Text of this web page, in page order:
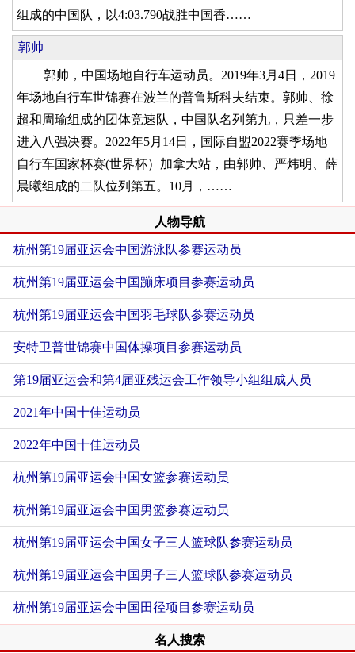
组成的中国队，以4:03.790战胜中国香……
郭帅
郭帅，中国场地自行车运动员。2019年3月4日，2019
年场地自行车世锦赛在波兰的普鲁斯科夫结束。郭帅、徐
超和周瑜组成的团体竞速队，中国队名列第九，只差一步
进入八强决赛。2022年5月14日，国际自盟2022赛季场地
自行车国家杯赛(世界杯）加拿大站，由郭帅、严炜明、薛
晨曦组成的二队位列第五。10月，……
人物导航
杭州第19届亚运会中国游泳队参赛运动员
杭州第19届亚运会中国蹦床项目参赛运动员
杭州第19届亚运会中国羽毛球队参赛运动员
安特卫普世锦赛中国体操项目参赛运动员
第19届亚运会和第4届亚残运会工作领导小组组成人员
2021年中国十佳运动员
2022年中国十佳运动员
杭州第19届亚运会中国女篮参赛运动员
杭州第19届亚运会中国男篮参赛运动员
杭州第19届亚运会中国女子三人篮球队参赛运动员
杭州第19届亚运会中国男子三人篮球队参赛运动员
杭州第19届亚运会中国田径项目参赛运动员
名人搜索